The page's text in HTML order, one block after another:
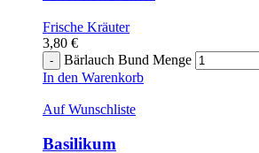
Frische Kräuter
3,80 €
Bärlauch Bund Menge
In den Warenkorb
Auf Wunschliste
Basilikum